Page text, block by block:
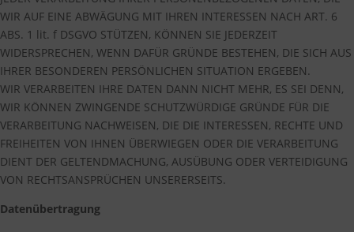
WIR AUF EINE ABWÄGUNG MIT IHREN INTERESSEN NACH ART. 6
ABS. 1 lit. f DSGVO STÜTZEN, KÖNNEN SIE JEDERZEIT
WIDERSPRECHEN, WENN DAFÜR GRÜNDE BESTEHEN, DIE SICH AUS
IHRER BESONDEREN PERSÖNLICHEN SITUATION ERGEBEN.
WIR VERARBEITEN IHRE DATEN DANN NICHT MEHR, ES SEI DENN,
WIR KÖNNEN ZWINGENDE SCHUTZWÜRDIGE GRÜNDE FÜR DIE
VERARBEITUNG NACHWEISEN, DIE DIE INTERESSEN, RECHTE UND
FREIHEITEN VON IHNEN ÜBERWIEGEN ODER DIE VERARBEITUNG
DIENT DER GELTENDMACHUNG, AUSÜBUNG ODER VERTEIDIGUNG
VON RECHTSANSPRÜCHEN UNSERERSEITS.
Datenübertragung